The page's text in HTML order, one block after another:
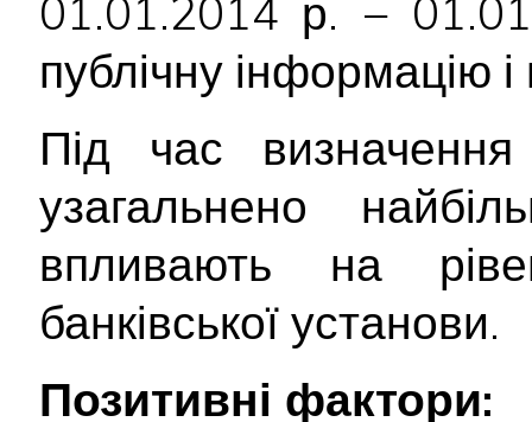
01.01.2014 р. −
публічну інформацію
Під час визначення
узагальнено
впливають на
банківської установи.
Позитивні фактори: